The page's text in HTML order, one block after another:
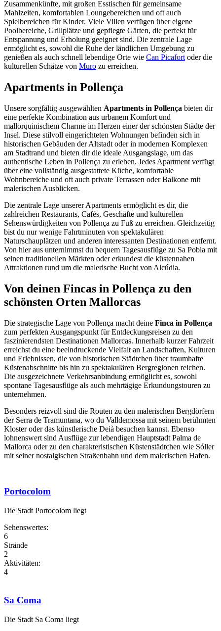
Zusammenkünfte, mit großen Esstischen für gemeinsame
Mahlzeiten, komfortablen Loungebereichen und oft auch
Spielbereichen für Kinder. Viele Villen verfügen über eigene
Poolbereiche, Grillplätze und gepflegte Gärten, die perfekt für
Entspannung und Erholung geeignet sind. Die zentrale Lage
ermöglicht es, sowohl die Ruhe der ländlichen Umgebung zu
genießen als auch schnell lebendige Orte wie Can Picafort oder die
kulturellen Schätze von Muro zu erreichen.
Apartments in Pollença
Unsere sorgfältig ausgewählten Apartments in Pollença bieten dir
eine perfekte Kombination aus urbanem Komfort und
mallorquinischem Charme im Herzen einer der schönsten Städte der
Insel. Diese stilvoll eingerichteten Wohnungen befinden sich in
historischen Gebäuden der Altstadt oder in modernen Komplexen
am Stadtrand und bieten dir die ideale Ausgangslage, um das
authentische Leben in Pollença zu erleben. Jedes Apartment verfügt
über eine vollständig ausgestattete Küche, komfortable
Wohnbereiche und oft auch private Terrassen oder Balkone mit
malerischen Ausblicken.
Die zentrale Lage unserer Apartments ermöglicht es dir, die
zahlreichen Restaurants, Cafés, Geschäfte und kulturellen
Sehenswürdigkeiten von Pollença zu Fuß zu erreichen. Gleichzeitig
bist du nur wenige Fahrtminuten von spektakulären
Naturschauplätzen und anderen interessanten Destinationen entfernt.
Von hier aus unternimmst du bequem Tagesausflüge zu Sa Pobla mit
seinen traditionellen Märkten oder erkundest die küstennahen
Attraktionen rund um die malerische Bucht von Alcúdia.
Von deinen Fincas in Pollença zu den
schönsten Orten Mallorcas
Die strategische Lage von Pollença macht deine Finca in Pollença
zum perfekten Ausgangspunkt für Entdeckungsreisen zu den
faszinierendsten Destinationen Mallorcas. Innerhalb kurzer Fahrzeit
erreichst du eine beeindruckende Vielfalt an Landschaften, Kulturen
und Erlebnissen, die von historischen Städtchen über traumhafte
Küstenabschnitte bis hin zu spektakulären Bergregionen reichen.
Die ausgezeichnete Verkehrsanbindung ermöglicht es, sowohl
spontane Tagesausflüge als auch mehrtägige Erkundungstouren zu
unternehmen.
Besonders reizvoll sind die Routen zu den malerischen Bergdörfern
der Serra de Tramuntana, wo du Valldemossa mit seinem berühmten
Kloster oder das künstlerische Deià besuchen kannst. Ebenso
lohnenswert sind Ausflüge zur lebendigen Hauptstadt Palma de
Mallorca oder zu den charakteristischen Küstenstädtchen wie Sóller
mit seiner nostalgischen Straßenbahn und dem malerischen Hafen.
Portocolom
Die Stadt Portocolom liegt
Sehenswertes:
6
Strände
2
Aktivitäten:
4
Sa Coma
Die Stadt Sa Coma liegt